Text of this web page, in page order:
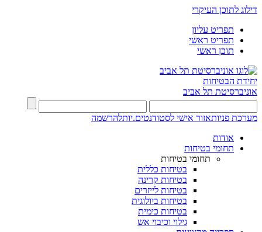
דילוג לתוכן העיקרי
תפריט עליון
תפריט ראשי
תוכן ראשי
יחידת הבטיחות
אוניברסיטת תל אביב
מערכת פניותאזור אישי לסטודנטים.יותלהרשמה
אודות
תחומי בטיחות
תחומי בטיחות
בטיחות כללית
בטיחות קרינה
בטיחות לייזרים
בטיחות ביולוגית
בטיחות כימית
גילוי וכיבוי אש